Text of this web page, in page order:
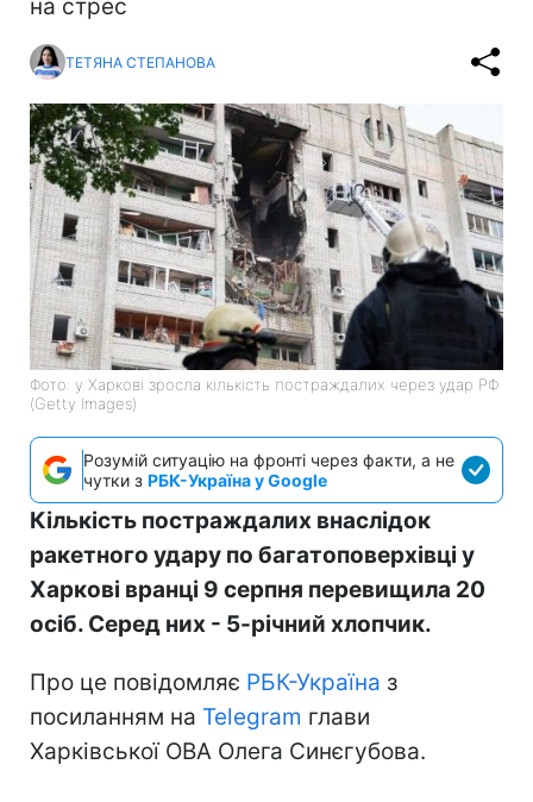
на стрес
ТЕТЯНА СТЕПАНОВА
Фото: у Харкові зросла кількість постраждалих через удар РФ
(Getty Images)
Розумій ситуацію на фронті через факти, а не
чутки з РБК-Україна у Google
Кількість постраждалих внаслідок
ракетного удару по багатоповерхівці у
Харкові вранці 9 серпня перевищила 20
осіб. Серед них - 5-річний хлопчик.
Про це повідомляє РБК-Україна з
посиланням на Telegram глави
Харківської ОВА Олега Синєгубова.